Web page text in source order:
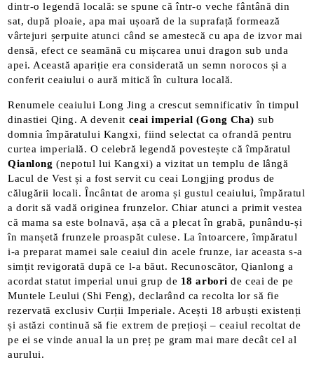
dintr-o legendă locală: se spune că într-o veche fântână din
sat, după ploaie, apa mai ușoară de la suprafață formează
vârtejuri șerpuite atunci când se amestecă cu apa de izvor mai
densă, efect ce seamănă cu mișcarea unui dragon sub unda
apei​. Această apariție era considerată un semn norocos și a
conferit ceaiului o aură mitică în cultura locală.
Renumele ceaiului Long Jing a crescut semnificativ în timpul
dinastiei Qing. A devenit ceai imperial (Gong Cha) sub
domnia împăratului Kangxi, fiind selectat ca ofrandă pentru
curtea imperială. O celebră legendă povestește că împăratul
Qianlong (nepotul lui Kangxi) a vizitat un templu de lângă
Lacul de Vest și a fost servit cu ceai Longjing produs de
călugării locali. Încântat de aroma și gustul ceaiului, împăratul
a dorit să vadă originea frunzelor. Chiar atunci a primit vestea
că mama sa este bolnavă, așa că a plecat în grabă, punându-și
în manșetă frunzele proaspăt culese. La întoarcere, împăratul
i-a preparat mamei sale ceaiul din acele frunze, iar aceasta s-a
simțit revigorată după ce l-a băut. Recunoscător, Qianlong a
acordat statut imperial unui grup de 18 arbori de ceai de pe
Muntele Leului (Shi Feng), declarând ca recolta lor să fie
rezervată exclusiv Curții Imperiale​. Acești 18 arbuști existenți
și astăzi continuă să fie extrem de prețioși – ceaiul recoltat de
pe ei se vinde anual la un preț pe gram mai mare decât cel al
aurului​.